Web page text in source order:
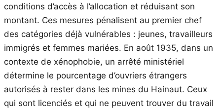
conditions d’accès à l’allocation et réduisant son
montant. Ces mesures pénalisent au premier chef
des catégories déjà vulnérables : jeunes, travailleurs
immigrés et femmes mariées. En août 1935, dans un
contexte de xénophobie, un arrêté ministériel
détermine le pourcentage d’ouvriers étrangers
autorisés à rester dans les mines du Hainaut. Ceux
qui sont licenciés et qui ne peuvent trouver du travail